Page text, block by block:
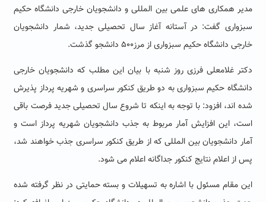
مدیر همکاری های علمی بین المللی و دانشجویان خارجی دانشگاه حکیم
سبزواری گفت: در آستانه آغاز سال تحصیلی جدید، شمار دانشجویان
خارجی دانشگاه حکیم سبزواری از مرز۵۰۰ دانشجو گذشت.
دکتر غلامعلی فرزی روز شنبه با بیان این مطلب که دانشجویان خارجی
دانشگاه حکیم سبزواری به دو طریق کنکور سراسری و شهریه پرداز پذیرش
شده اند، افزود: با توجه به اینکه تا شروع سال تحصیلی جدید فرصت باقی
است، این افزایش آمار مربوط به جذب دانشجویان شهریه پرداز است و
آمار دانشجویان بین المللی که از طریق کنکور سراسری جذب خواهند شد،
پس از اعلام نتایج کنکور جداگانه اعلام می شود.
این مقام مسئول با اشاره به تسهیلات و بسته حمایتی در نظر گرفته شده